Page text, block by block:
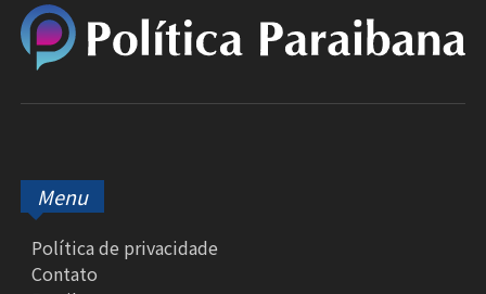
Menu
Política de privacidade
Contato